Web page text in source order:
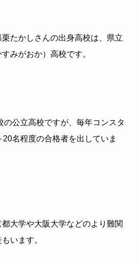
栗たかしさんの出身高校は、県立
みがおか）高校です。
の公立高校ですが、毎年コンスタ
名程度の合格者を出していま
大学や大阪大学などのより難関
います。